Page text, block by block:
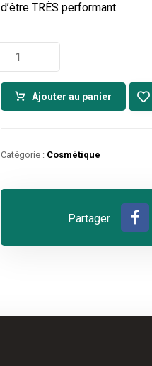
d’être TRÈS performant.
Ajouter au panier
Catégorie : Cosmétique